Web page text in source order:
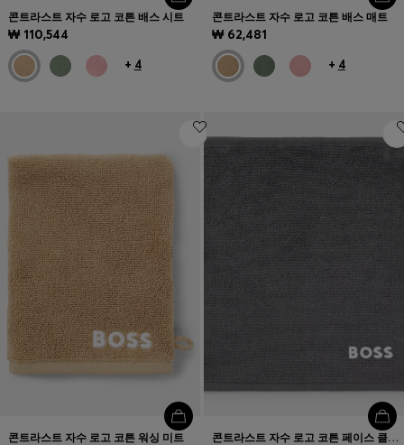
콘트라스트 자수 로고 코튼 배스 시트
₩ 110,544
+ 4
콘트라스트 자수 로고 코튼 배스 매트
₩ 62,481
+ 4
콘트라스트 자수 로고 코튼 워싱 미트 콘트라스트 자수 로고 코튼 페이스 클로스